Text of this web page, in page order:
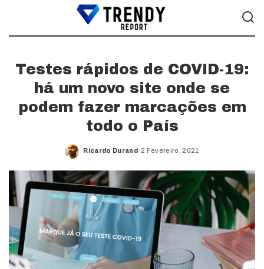
Testes rápidos de COVID-19:
há um novo site onde se
podem fazer marcações em
todo o País
Posted
Ricardo Durand 2 Fevereiro, 2021